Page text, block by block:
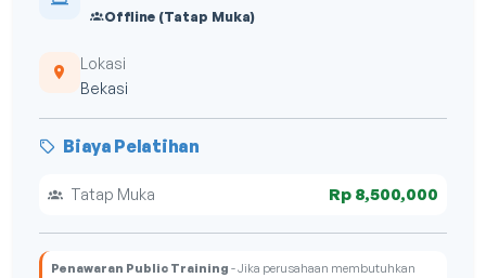
Offline (Tatap Muka)
Lokasi
Bekasi
Biaya Pelatihan
Tatap Muka Rp 8,500,000
Penawaran Public Training - Jika perusahaan membutuhkan